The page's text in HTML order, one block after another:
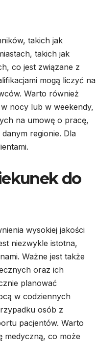
takich jak
takich jak
co jest związane z
mogą liczyć na
Warto również
nocy lub w weekendy,
na umowę o pracę,
regionie. Dla
do
wysokiej jakości
niezwykle istotna,
Ważne jest także
oraz ich
planować
w codziennych
osób z
pacjentów. Warto
medyczną, co może